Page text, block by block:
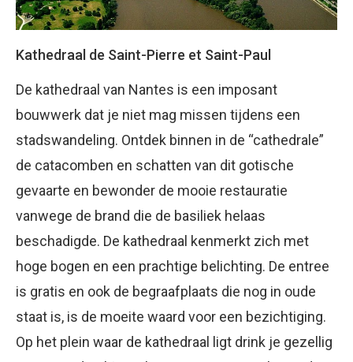
Kathedraal de Saint-Pierre et Saint-Paul
De kathedraal van Nantes is een imposant
bouwwerk dat je niet mag missen tijdens een
stadswandeling. Ontdek binnen in de “cathedrale”
de catacomben en schatten van dit gotische
gevaarte en bewonder de mooie restauratie
vanwege de brand die de basiliek helaas
beschadigde. De kathedraal kenmerkt zich met
hoge bogen en een prachtige belichting. De entree
is gratis en ook de begraafplaats die nog in oude
staat is, is de moeite waard voor een bezichtiging.
Op het plein waar de kathedraal ligt drink je gezellig